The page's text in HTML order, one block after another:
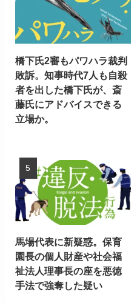
橋下氏2審もパワハラ裁判
敗訴。知事時代7人も自殺
者を出した橋下氏が、斎
藤氏にアドバイスできる
立場か。
馬場代表に新疑惑。保育
園長の個人財産や社会福
祉法人理事長の座を悪徳
手法で強奪した疑い